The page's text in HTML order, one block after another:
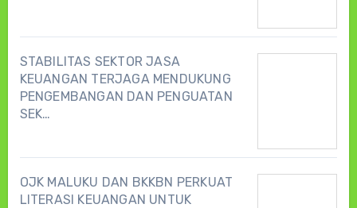
STABILITAS SEKTOR JASA
KEUANGAN TERJAGA MENDUKUNG
PENGEMBANGAN DAN PENGUATAN
SEK…
OJK MALUKU DAN BKKBN PERKUAT
LITERASI KEUANGAN UNTUK